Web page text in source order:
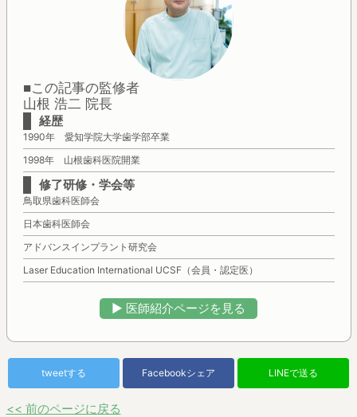
■この記事の監修者
山根 浩二 院長
経歴
1990年 愛知学院大学歯学部卒業
1998年 山根歯科医院開業
修了研修・学会等
鳥取県歯科医師会
日本歯科医師会
アドバンスインプラント研究会
Laser Education International UCSF（会員・認定医）
▶︎ 医師紹介ページを見る
tweetする Facebookシェア LINEで送る
<< 前のページに戻る